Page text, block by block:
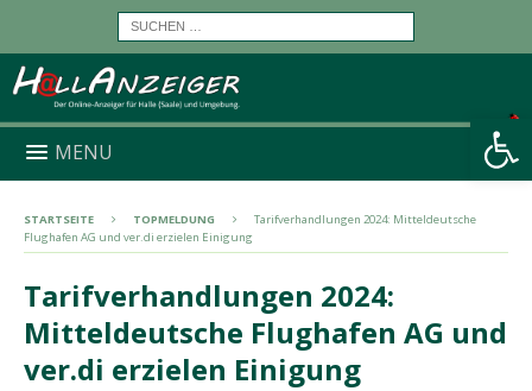
Werkzeugleiste öffnen
MENU
STARTSEITE TOPMELDUNG
Tarifverhandlungen 2024: Mitteldeutsche
Flughafen AG und ver.di erzielen Einigung
Tarifverhandlungen 2024:
Mitteldeutsche Flughafen AG und
ver.di erzielen Einigung